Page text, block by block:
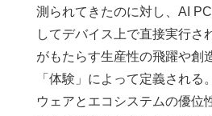
測られてきたのに対し、AI
してデバイス上で直接実行さ
がもたらす生産性の飛躍や創
「体験」によって定義される
ウェアとエコシステムの優位